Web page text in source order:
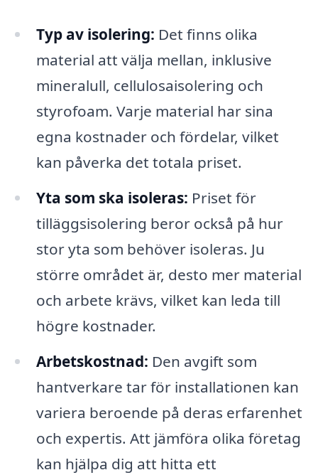
Typ av isolering: Det finns olika
material att välja mellan, inklusive
mineralull, cellulosaisolering och
styrofoam. Varje material har sina
egna kostnader och fördelar, vilket
kan påverka det totala priset.
Yta som ska isoleras: Priset för
tilläggsisolering beror också på hur
stor yta som behöver isoleras. Ju
större området är, desto mer material
och arbete krävs, vilket kan leda till
högre kostnader.
Arbetskostnad: Den avgift som
hantverkare tar för installationen kan
variera beroende på deras erfarenhet
och expertis. Att jämföra olika företag
kan hjälpa dig att hitta ett